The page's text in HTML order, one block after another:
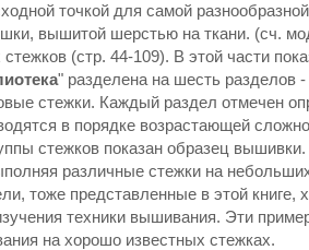
точкой для самой
вышитой шерстью на ткани. (сч.
(стр. 44-109). В этой части
" разделена на шесть разделов
стежки. Каждый раздел отмечен
в порядке возрастающей
стежков показан образец
различные стежки на
тоже представленные в этой
техники вышивания. Эти
на хорошо известных стежках.